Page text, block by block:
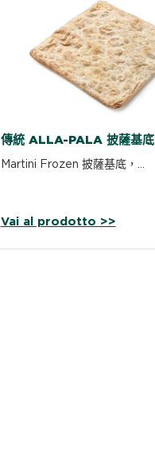
傳統 ALLA-PALA 披薩基底
Martini Frozen 披薩基底，…
Vai al prodotto >>